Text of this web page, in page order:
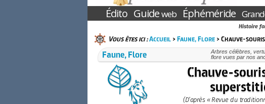
Édito Guideweb Éphéméride
Histoire
Vous êtes ici :Accueil>Faune, Flore> Chauve-
Faune, Flore
Arbres célèbres,
flore vues par nos
Chauve-
(D’après « Revue du